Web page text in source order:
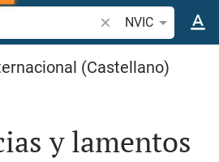
Buscar versículo
NVIC
(Castellano)
y lamentos